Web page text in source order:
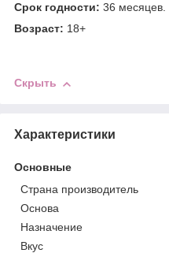
Срок годности: 36 месяцев.
Возраст: 18+
Скрыть
Характеристики
Основные
Страна производитель
Основа
Назначение
Вкус